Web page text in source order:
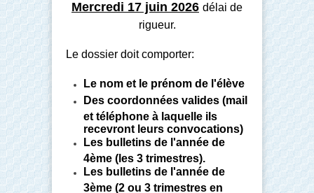
Mercredi 17 juin 2026 délai de
rigueur.
Le dossier doit comporter:
Le nom et le prénom de l'élève
Des coordonnées valides (mail
et téléphone à laquelle ils
recevront leurs convocations)
Les bulletins de l'année de
4ème (les 3 trimestres).
Les bulletins de l'année de
3ème (2 ou 3 trimestres en